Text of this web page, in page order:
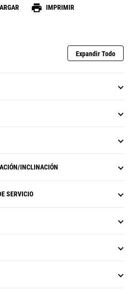
fuerzas de arrastre durante la
en condiciones de alta
print IMPRIMIR
Expandir Todo
INCLINACIÓN
SERVICIO